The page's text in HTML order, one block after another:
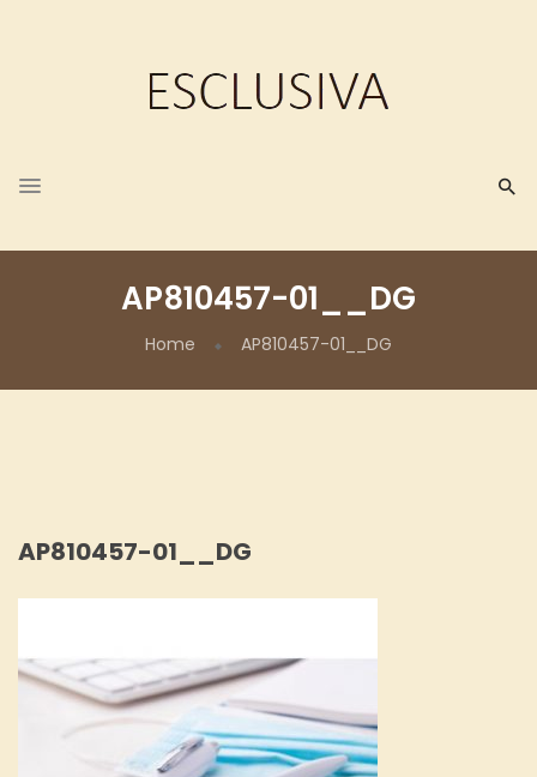
AP810457-01__DG
Home AP810457-01__DG
AP810457-01__DG